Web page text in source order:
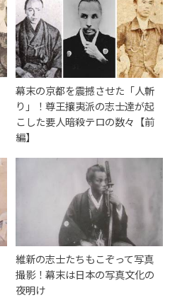
幕末の京都を震撼させた「人斬
り」！尊王攘夷派の志士達が起
こした要人暗殺テロの数々【前
編】
維新の志士たちもこぞって写真
撮影！幕末は日本の写真文化の
夜明け